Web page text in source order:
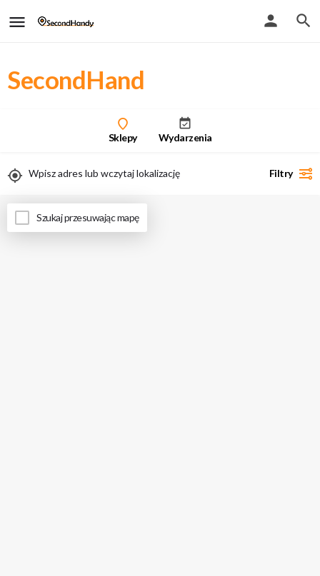
SecondHand
Sklepy Wydarzenia
Uwaga - przy włączeniu geolokalizacji zobaczysz tylko wyniki stacjonarne
Filtry
Szukaj przesuwając mapę